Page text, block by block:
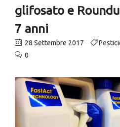
glifosato e
7 anni
28 Settembre 2017
0